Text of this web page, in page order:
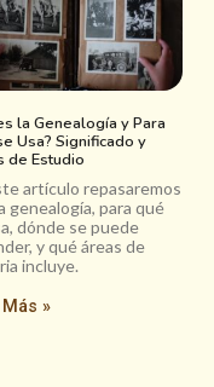
la Genealogía y Para
Usa? Significado y
de Estudio
artículo repasaremos
genealogía, para qué
dónde se puede
y qué áreas de
incluye.
»